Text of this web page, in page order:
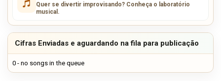
Quer se divertir improvisando? Conheça o laboratório
musical.
Cifras Enviadas e aguardando na fila para publicação
0 - no songs in the queue